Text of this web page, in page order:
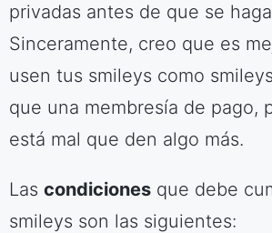
privadas antes de que se
Sinceramente, creo que es
usen tus smileys como
que una membresía de pago,
está mal que den algo más.
Las condiciones que debe
smileys son las siguientes: